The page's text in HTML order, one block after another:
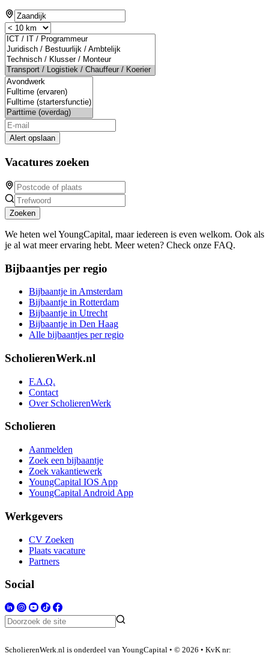
Alert opslaan
Vacatures zoeken
Zoeken
We heten wel YoungCapital, maar iedereen is even welkom. Ook als
je al wat meer ervaring hebt. Meer weten? Check onze FAQ.
Bijbaantjes per regio
Bijbaantje in Amsterdam
Bijbaantje in Rotterdam
Bijbaantje in Utrecht
Bijbaantje in Den Haag
Alle bijbaantjes per regio
ScholierenWerk.nl
F.A.Q.
Contact
Over ScholierenWerk
Scholieren
Aanmelden
Zoek een bijbaantje
Zoek vakantiewerk
YoungCapital IOS App
YoungCapital Android App
Werkgevers
CV Zoeken
Plaats vacature
Partners
Social
ScholierenWerk.nl is onderdeel van YoungCapital • © 2026 • KvK nr: